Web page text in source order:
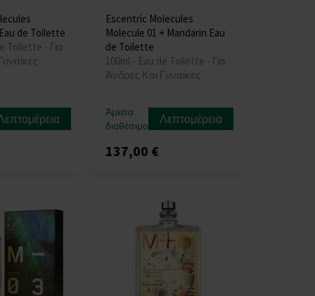
de Toilette
Toilette - Για
Escentric Molecules
Molecule 01 + Mandarin Eau
de Toilette
100ml - Eau de Toilette - Για
Άνδρες Και Γυναίκες
Άμεσα
διαθέσιμο
Λεπτομέρεια
137,00 €